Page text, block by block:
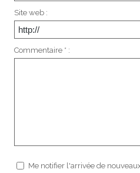
Site web :
Commentaire * :
Me notifier l'arrivée de